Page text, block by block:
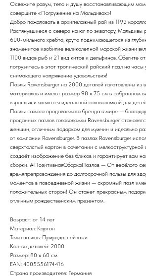
Освежите разум, тело и душу восстанавливающим
совершите «Погружение на Мальдивах»!
Добро пожаловать в архипелажный рай из 1192
Растянувшиеся с севера на юг по экватору,
600-мильного хребта, круто поднимающегося из
знаменитое изобилие великолепной морской жизни
1100 видов рыб и 21 вид китов и дельфинов. Сбегите
погрузитесь в этот тропический райский пазл на
снимающего напряжение удовольствия!
Пазлы Ravensburger на 2000 деталей изготовлены из
материалов и имеют размер 98 x 75 см в собранном
взрослых и являются идеальной головоломкой для
Пазлы самого продаваемого бренда в мире —
проданных пазлов головоломки Ravensburger
женщин, отличным подарком для мужчин и идеально
от компании Ravensburger. В пазлах Ravensburger
сверхтолстый картон в сочетании с мелкоструктурной
создаёт изображение без бликов и гарантирует вам
сборки. #ПозитивнаяСборкаПазлов — От весёлого
времяпрепровождения до долгосрочной пользы для
моментов в повседневной жизни — скромный пазл
положительных сторон! Он станет прекрасным
отличным рождественским презентом.
Возраст: от 14 лет
Материал: Картон
Тема пазлов: Природа, пейзажи
Кол-во деталей: 2000
Размер: 80 x 60 см
EAN: 4005556174416
Страна производителя: Германия